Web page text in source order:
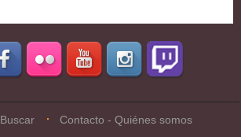
Buscar Contacto - Quiénes somos